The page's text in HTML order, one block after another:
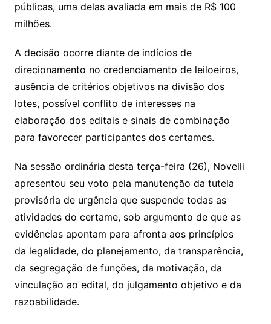
públicas, uma delas avaliada em mais de R$ 100
milhões.
A decisão ocorre diante de indícios de
direcionamento no credenciamento de leiloeiros,
ausência de critérios objetivos na divisão dos
lotes, possível conflito de interesses na
elaboração dos editais e sinais de combinação
para favorecer participantes dos certames.
Na sessão ordinária desta terça-feira (26), Novelli
apresentou seu voto pela manutenção da tutela
provisória de urgência que suspende todas as
atividades do certame, sob argumento de que as
evidências apontam para afronta aos princípios
da legalidade, do planejamento, da transparência,
da segregação de funções, da motivação, da
vinculação ao edital, do julgamento objetivo e da
razoabilidade.